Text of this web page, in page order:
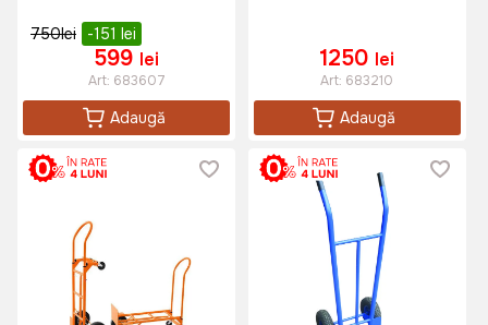
750lei -151 lei
599 lei
Art: 683607
Adaugă
1250 lei
Art: 683210
Adaugă